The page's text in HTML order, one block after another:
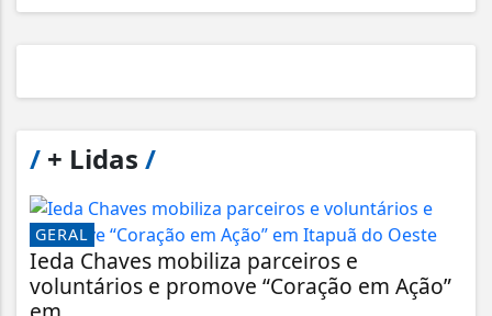
/ + Lidas /
GERAL
Ieda Chaves mobiliza parceiros e
voluntários e promove “Coração em Ação”